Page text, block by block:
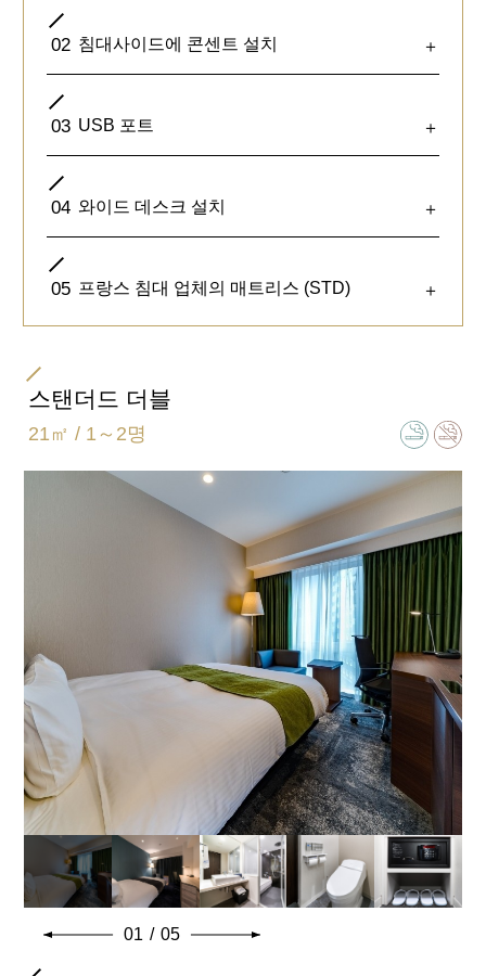
전 객실을 18㎡ 이상으로 여유롭게 설계. 여행 캐리
02 침대사이드에 콘센트 설치 ＋
충전 등에 이용하실 수 있습니다.
03 USB 포트 ＋
침대사이드에 USB 포트가 준비되어 있습니다. 휴대
폰 충전 등에 이용하실 수 있습니다.
04 와이드 데스크 설치 ＋
PC · 서류를 펼쳐 놓고 업무 보기에 최적의 환경을
05 프랑스 침대 업체의 매트리스 (STD) ＋
프랑스 침대 업체의 엄선된 침대를 사용. 깃털 이불
로 쾌적한 수면을 약속하겠습니다.
스탠더드 더블
21㎡ / 1～2명
01 / 05